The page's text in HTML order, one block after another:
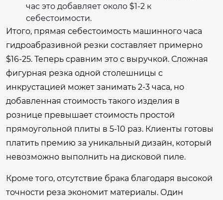
час это добавляет около $1-2 к
себестоимости.
Итого, прямая себестоимость машинного часа
гидроабразивной резки составляет примерно
$16-25. Теперь сравним это с выручкой. Сложная
фигурная резка одной столешницы с
инкрустацией может занимать 2-3 часа, но
добавленная стоимость такого изделия в
рознице превышает стоимость простой
прямоугольной плиты в 5-10 раз. Клиенты готовы
платить премию за уникальный дизайн, который
невозможно выполнить на дисковой пиле.
Кроме того, отсутствие брака благодаря высокой
точности реза экономит материалы. Один